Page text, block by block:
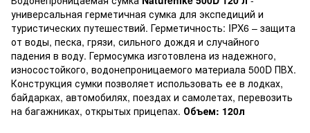
универсальная герметичная сумка для экспедиций и
туристических путешествий. Герметичность: IPX6 – защита
от воды, песка, грязи, сильного дождя и случайного
падения в воду. Гермосумка изготовлена ​​из надежного,
износостойкого, водонепроницаемого материала 500D ПВХ.
Конструкция сумки позволяет использовать ее в лодках,
байдарках, автомобилях, поездах и самолетах, перевозить
на багажниках, открытых прицепах. Объем: 120л